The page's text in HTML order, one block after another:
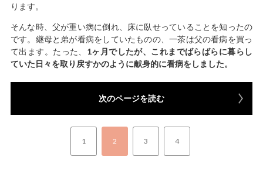
ります。
そんな時、父が重い病に倒れ、床に臥せっていることを知ったの
です。継母と弟が看病をしていたものの、一茶は父の看病を買っ
て出ます。たった、 1ヶ月でしたが、これまでばらばらに暮らし
ていた日々を取り戻すかのように献身的に看病をしました。
次のページを読む
1 2 3 4